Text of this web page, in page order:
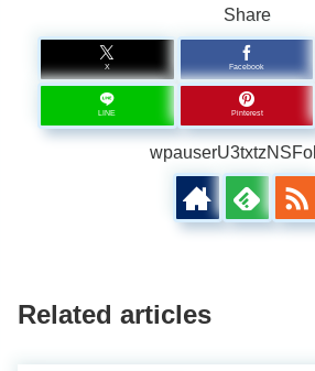
Share
X Facebook
LINE Pinterest
Related articles